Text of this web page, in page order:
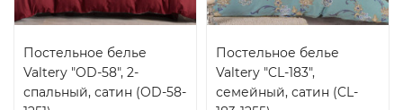
Постельное белье
Valtery "OD-58", 2-
спальный, сатин (OD-58-
Постельное белье
Valtery "CL-183",
семейный, сатин (CL-